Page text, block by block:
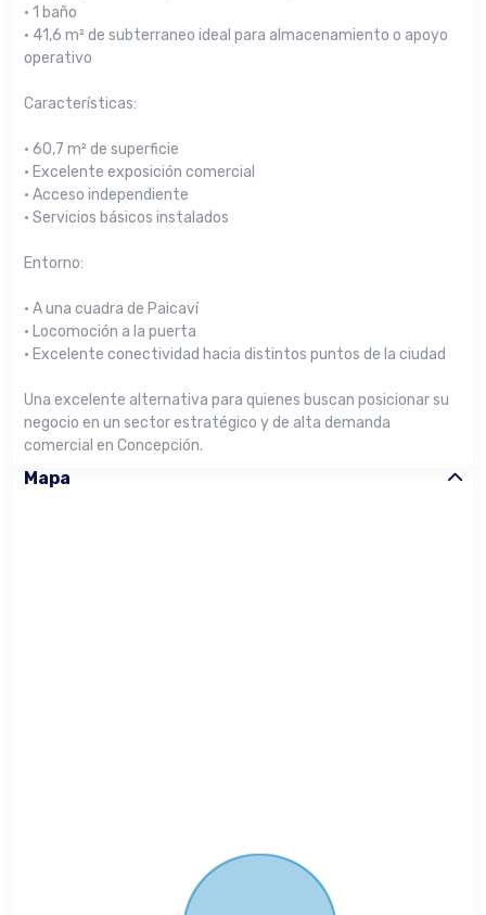
• 1 baño
• 41,6 m² de subterraneo ideal para almacenamiento o apoyo
operativo
Características:
• 60,7 m² de superficie
• Excelente exposición comercial
• Acceso independiente
• Servicios básicos instalados
Entorno:
• A una cuadra de Paicaví
• Locomoción a la puerta
• Excelente conectividad hacia distintos puntos de la ciudad
Una excelente alternativa para quienes buscan posicionar su
negocio en un sector estratégico y de alta demanda
comercial en Concepción.
Mapa